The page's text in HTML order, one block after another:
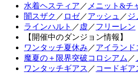
水着ヘスティア ／ メニット&チ
闇スザク ／ ロゼ／アッシュ ／ ジ
ラインハルト ／ 虚 ／フリーレン
【開催中のダンジョン情報】
ワンタッチ夏休み ／アイランド
魔夏の＋限界突破コロシアム ／
ワンタッチギアス ／ コードギア